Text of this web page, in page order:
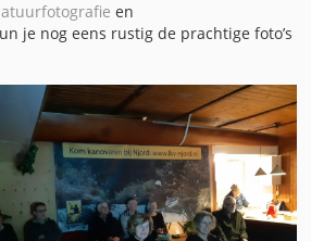
en
je nog eens rustig de prachtige foto’s